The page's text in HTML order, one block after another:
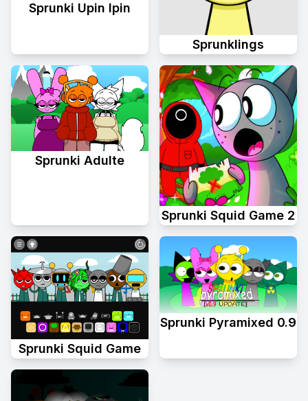
Sprunki Upin Ipin
Sprunklings
Sprunki Adulte
Sprunki Squid Game 2
Sprunki Squid Game
Sprunki Pyramixed 0.9